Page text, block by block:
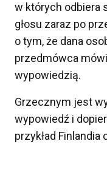
w których odbiera
głosu zaraz po
o tym, że dana
przedmówca
wypowiedzią.
Grzecznym jest
wypowiedź i
przykład Finlandia